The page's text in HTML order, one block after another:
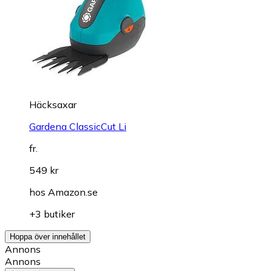
Häcksaxar
Gardena ClassicCut Li
fr.
549 kr
hos Amazon.se
+3 butiker
Hoppa över innehållet
Annons
Annons